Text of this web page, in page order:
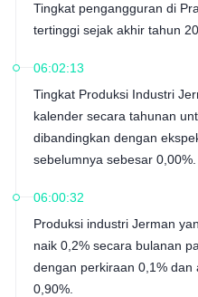
Tingkat pengangguran di
tertinggi sejak akhir tahun
06:02:13
Tingkat Produksi Industri
kalender secara tahunan
dibandingkan dengan
sebelumnya sebesar 0,00%.
06:00:32
Produksi industri Jerman
naik 0,2% secara bulanan
dengan perkiraan 0,1%
0,90%.